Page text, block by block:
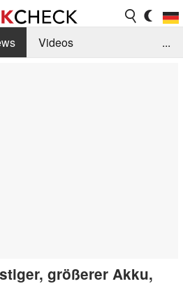
Videos
...
größerer Akku,